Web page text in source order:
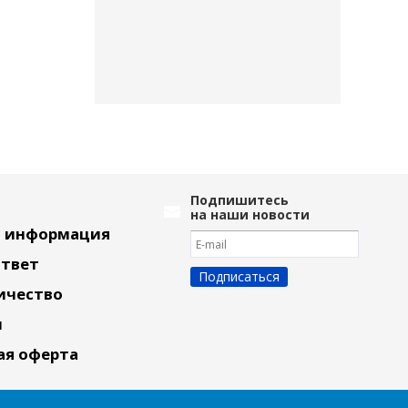
информация
оферта
Подпишитесь
на наши новости